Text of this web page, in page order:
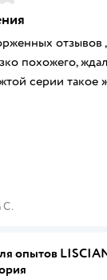
отзывов
похожего,
серии
С.
опытов